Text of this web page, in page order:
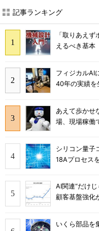
記事ランキング
「取りあえ
えるべき基本
フィジカルAI
40年の実績を
あえて歩か
場、現場稼働
シリコン量子
18Aプロセス
AI関連“だけ
顧客基盤強化
いくら部品を